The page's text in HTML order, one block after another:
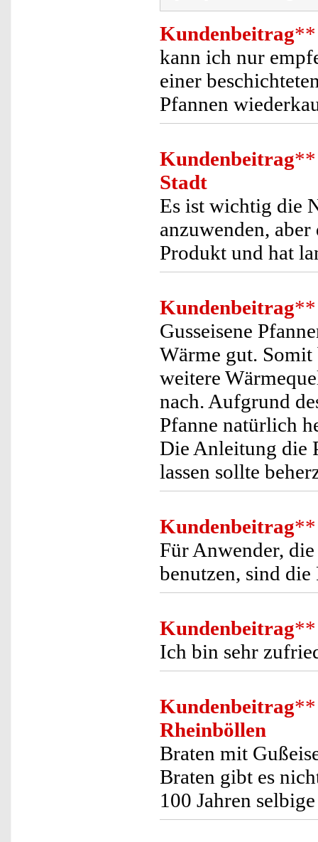
Kundenbeitrag**
kann ich nur
einer
Pfannen
Kundenbeitrag**
Stadt
Es ist wichtig die
anzuwenden,
Produkt und hat
Kundenbeitrag**
Gusseisene
Wärme gut. Somit
weitere
nach. Aufgrund
Pfanne natürlich
Die Anleitung die
lassen sollte
Kundenbeitrag**
Für Anwender,
benutzen, sind die
Kundenbeitrag**
Ich bin sehr
Kundenbeitrag**
Rheinböllen
Braten mit
Braten gibt es
100 Jahren